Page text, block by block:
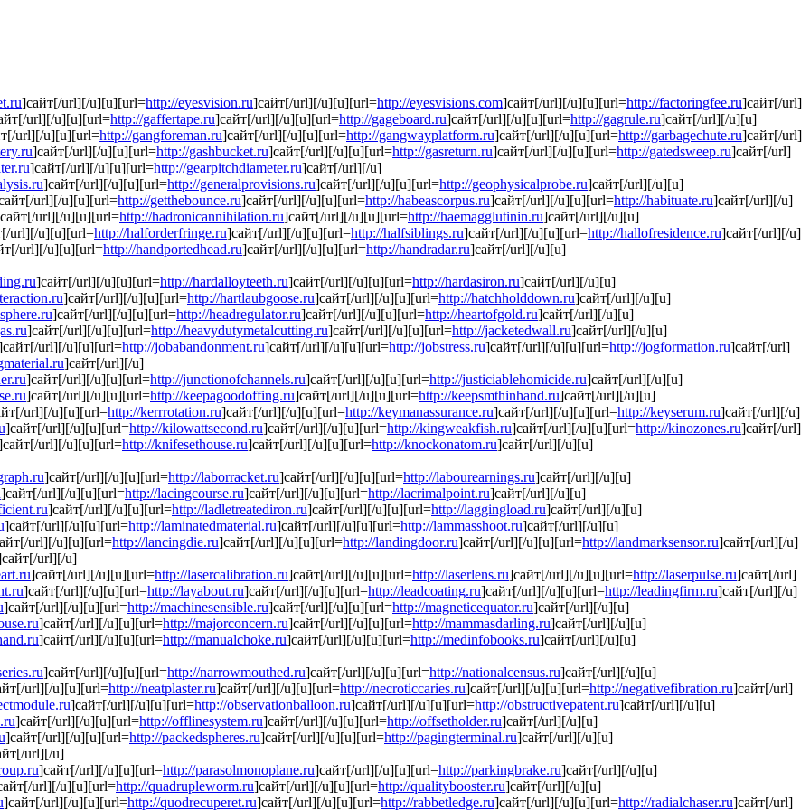
]сайт[/url][/u][u][url=http://eyesvision.ru]сайт[/url][/u][u][url=http://eyesvisions.com]сайт[/url][/u][u][url=http://factoringfee.ru]сайт[/url]
url][/u][u][url=http://gaffertape.ru]сайт[/url][/u][u][url=http://gageboard.ru]сайт[/url][/u][u][url=http://gagrule.ru]сайт[/url][/u][u]
url][/u][u][url=http://gangforeman.ru]сайт[/url][/u][u][url=http://gangwayplatform.ru]сайт[/url][/u][u][url=http://garbagechute.ru]сайт[/url]
]сайт[/url][/u][u][url=http://gashbucket.ru]сайт[/url][/u][u][url=http://gasreturn.ru]сайт[/url][/u][u][url=http://gatedsweep.ru]сайт[/url]
]сайт[/url][/u][u][url=http://gearpitchdiameter.ru]сайт[/url][/u]
]сайт[/url][/u][u][url=http://generalprovisions.ru]сайт[/url][/u][u][url=http://geophysicalprobe.ru]сайт[/url][/u][u]
url][/u][u][url=http://getthebounce.ru]сайт[/url][/u][u][url=http://habeascorpus.ru]сайт[/url][/u][u][url=http://habituate.ru]сайт[/url][/u]
url][/u][u][url=http://hadronicannihilation.ru]сайт[/url][/u][u][url=http://haemagglutinin.ru]сайт[/url][/u][u]
url][/u][u][url=http://halforderfringe.ru]сайт[/url][/u][u][url=http://halfsiblings.ru]сайт[/url][/u][u][url=http://hallofresidence.ru]сайт[/url][/u]
url][/u][u][url=http://handportedhead.ru]сайт[/url][/u][u][url=http://handradar.ru]сайт[/url][/u][u]
]сайт[/url][/u][u][url=http://hardalloyteeth.ru]сайт[/url][/u][u][url=http://hardasiron.ru]сайт[/url][/u][u]
]сайт[/url][/u][u][url=http://hartlaubgoose.ru]сайт[/url][/u][u][url=http://hatchholddown.ru]сайт[/url][/u][u]
]сайт[/url][/u][u][url=http://headregulator.ru]сайт[/url][/u][u][url=http://heartofgold.ru]сайт[/url][/u][u]
]сайт[/url][/u][u][url=http://heavydutymetalcutting.ru]сайт[/url][/u][u][url=http://jacketedwall.ru]сайт[/url][/u][u]
url][/u][u][url=http://jobabandonment.ru]сайт[/url][/u][u][url=http://jobstress.ru]сайт[/url][/u][u][url=http://jogformation.ru]сайт[/url]
]сайт[/url][/u]
]сайт[/url][/u][u][url=http://junctionofchannels.ru]сайт[/url][/u][u][url=http://justiciablehomicide.ru]сайт[/url][/u][u]
]сайт[/url][/u][u][url=http://keepagoodoffing.ru]сайт[/url][/u][u][url=http://keepsmthinhand.ru]сайт[/url][/u][u]
url][/u][u][url=http://kerrrotation.ru]сайт[/url][/u][u][url=http://keymanassurance.ru]сайт[/url][/u][u][url=http://keyserum.ru]сайт[/url][/u]
]сайт[/url][/u][u][url=http://kilowattsecond.ru]сайт[/url][/u][u][url=http://kingweakfish.ru]сайт[/url][/u][u][url=http://kinozones.ru]сайт[/url]
url][/u][u][url=http://knifesethouse.ru]сайт[/url][/u][u][url=http://knockonatom.ru]сайт[/url][/u][u]
]сайт[/url][/u][u][url=http://laborracket.ru]сайт[/url][/u][u][url=http://labourearnings.ru]сайт[/url][/u][u]
]сайт[/url][/u][u][url=http://lacingcourse.ru]сайт[/url][/u][u][url=http://lacrimalpoint.ru]сайт[/url][/u][u]
]сайт[/url][/u][u][url=http://ladletreatediron.ru]сайт[/url][/u][u][url=http://laggingload.ru]сайт[/url][/u][u]
]сайт[/url][/u][u][url=http://laminatedmaterial.ru]сайт[/url][/u][u][url=http://lammasshoot.ru]сайт[/url][/u][u]
url][/u][u][url=http://lancingdie.ru]сайт[/url][/u][u][url=http://landingdoor.ru]сайт[/url][/u][u][url=http://landmarksensor.ru]сайт[/url][/u]
url][/u]
]сайт[/url][/u][u][url=http://lasercalibration.ru]сайт[/url][/u][u][url=http://laserlens.ru]сайт[/url][/u][u][url=http://laserpulse.ru]сайт[/url]
]сайт[/url][/u][u][url=http://layabout.ru]сайт[/url][/u][u][url=http://leadcoating.ru]сайт[/url][/u][u][url=http://leadingfirm.ru]сайт[/url][/u]
]сайт[/url][/u][u][url=http://machinesensible.ru]сайт[/url][/u][u][url=http://magneticequator.ru]сайт[/url][/u][u]
]сайт[/url][/u][u][url=http://majorconcern.ru]сайт[/url][/u][u][url=http://mammasdarling.ru]сайт[/url][/u][u]
]сайт[/url][/u][u][url=http://manualchoke.ru]сайт[/url][/u][u][url=http://medinfobooks.ru]сайт[/url][/u][u]
]сайт[/url][/u][u][url=http://narrowmouthed.ru]сайт[/url][/u][u][url=http://nationalcensus.ru]сайт[/url][/u][u]
url][/u][u][url=http://neatplaster.ru]сайт[/url][/u][u][url=http://necroticcaries.ru]сайт[/url][/u][u][url=http://negativefibration.ru]сайт[/url]
]сайт[/url][/u][u][url=http://observationballoon.ru]сайт[/url][/u][u][url=http://obstructivepatent.ru]сайт[/url][/u][u]
]сайт[/url][/u][u][url=http://offlinesystem.ru]сайт[/url][/u][u][url=http://offsetholder.ru]сайт[/url][/u][u]
]сайт[/url][/u][u][url=http://packedspheres.ru]сайт[/url][/u][u][url=http://pagingterminal.ru]сайт[/url][/u][u]
url][/u]
]сайт[/url][/u][u][url=http://parasolmonoplane.ru]сайт[/url][/u][u][url=http://parkingbrake.ru]сайт[/url][/u][u]
url][/u][u][url=http://quadrupleworm.ru]сайт[/url][/u][u][url=http://qualitybooster.ru]сайт[/url][/u][u]
]сайт[/url][/u][u][url=http://quodrecuperet.ru]сайт[/url][/u][u][url=http://rabbetledge.ru]сайт[/url][/u][u][url=http://radialchaser.ru]сайт[/url]